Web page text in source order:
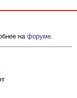
на форуме.